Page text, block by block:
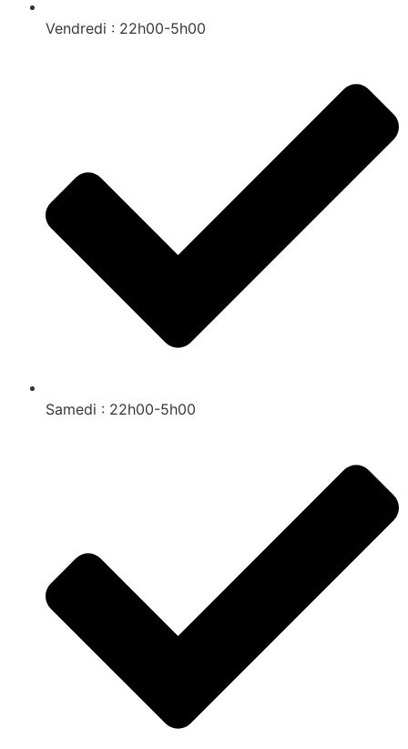
Vendredi : 22h00-5h00
Samedi : 22h00-5h00